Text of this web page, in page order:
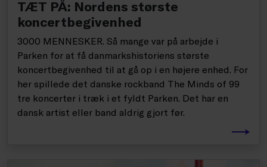
TÆT PÅ: Nordens største
koncertbegivenhed
3000 MENNESKER. Så mange var på arbejde i
Parken for at få danmarkshistoriens største
koncertbegivenhed til at gå op i en højere enhed. For
her spillede det danske rockband The Minds of 99
tre koncerter i træk i et fyldt Parken. Det har en
dansk artist eller band aldrig gjort før.